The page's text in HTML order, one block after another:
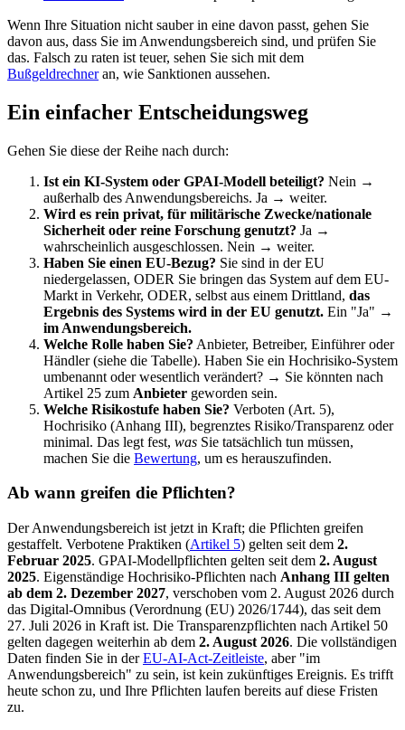
Wenn Ihre Situation nicht sauber in eine davon passt, gehen Sie
davon aus, dass Sie im Anwendungsbereich sind, und prüfen Sie
das. Falsch zu raten ist teuer, sehen Sie sich mit dem
Bußgeldrechneran, wie Sanktionen aussehen.
Ein einfacher Entscheidungsweg
Gehen Sie diese der Reihe nach durch:
Ist ein KI-System oder GPAI-Modell beteiligt? Nein →
außerhalb des Anwendungsbereichs. Ja → weiter.
Wird es rein privat, für militärische Zwecke/nationale
Sicherheit oder reine Forschung genutzt? Ja →
wahrscheinlich ausgeschlossen. Nein → weiter.
Haben Sie einen EU-Bezug? Sie sind in der EU
niedergelassen, ODER Sie bringen das System auf dem EU-
Markt in Verkehr, ODER, selbst aus einem Drittland, das
Ergebnis des Systems wird in der EU genutzt. Ein "Ja" →
im Anwendungsbereich.
Welche Rolle haben Sie? Anbieter, Betreiber, Einführer oder
Händler (siehe die Tabelle). Haben Sie ein Hochrisiko-System
umbenannt oder wesentlich verändert? → Sie könnten nach
Artikel 25 zum Anbieter geworden sein.
Welche Risikostufe haben Sie? Verboten (Art. 5),
Hochrisiko (Anhang III), begrenztes Risiko/Transparenz oder
minimal. Das legt fest, was Sie tatsächlich tun müssen,
machen Sie die Bewertung, um es herauszufinden.
Ab wann greifen die Pflichten?
Der Anwendungsbereich ist jetzt in Kraft; die Pflichten greifen
gestaffelt. Verbotene Praktiken (Artikel 5) gelten seit dem 2.
Februar 2025. GPAI-Modellpflichten gelten seit dem 2. August
2025. Eigenständige Hochrisiko-Pflichten nach Anhang III gelten
ab dem 2. Dezember 2027, verschoben vom 2. August 2026 durch
das Digital-Omnibus (Verordnung (EU) 2026/1744), das seit dem
27. Juli 2026 in Kraft ist. Die Transparenzpflichten nach Artikel 50
gelten dagegen weiterhin ab dem 2. August 2026. Die vollständigen
Daten finden Sie in derEU-AI-Act-Zeitleiste, aber "im
Anwendungsbereich" zu sein, ist kein zukünftiges Ereignis. Es trifft
heute schon zu, und Ihre Pflichten laufen bereits auf diese Fristen
zu.